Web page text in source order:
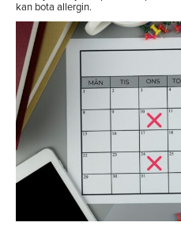
kan bota allergin.